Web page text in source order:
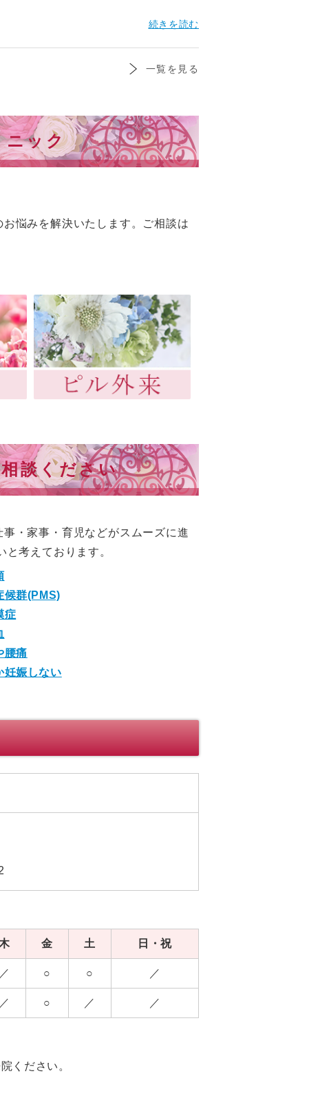
続きを読む
一覧を見る
ニック
悩みを解決いたします。ご相談は
談ください
・家事・育児などがスムーズに進
考えております。
候群(PMS)
症
腰痛
妊娠しない
金 土 日・祝
／ ○ ○ ／
／ ○ ／ ／
ください。